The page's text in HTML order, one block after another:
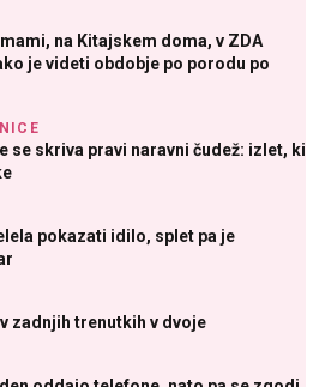
na Kitajskem doma, v ZDA
je videti obdobje po porodu po
se skriva pravi naravni čudež: izlet, ki
pokazati idilo, splet pa je
v zadnjih trenutkih v dvoje